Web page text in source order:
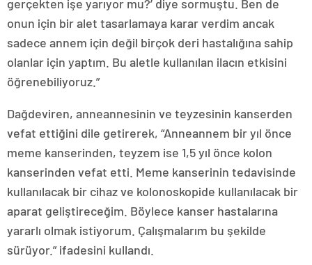
gerçekten işe yarıyor mu?’ diye sormuştu. Ben de
onun için bir alet tasarlamaya karar verdim ancak
sadece annem için değil birçok deri hastalığına sahip
olanlar için yaptım. Bu aletle kullanılan ilacın etkisini
öğrenebiliyoruz.”
Dağdeviren, anneannesinin ve teyzesinin kanserden
vefat ettiğini dile getirerek, “Anneannem bir yıl önce
meme kanserinden, teyzem ise 1,5 yıl önce kolon
kanserinden vefat etti. Meme kanserinin tedavisinde
kullanılacak bir cihaz ve kolonoskopide kullanılacak bir
aparat geliştireceğim. Böylece kanser hastalarına
yararlı olmak istiyorum. Çalışmalarım bu şekilde
sürüyor.” ifadesini kullandı.